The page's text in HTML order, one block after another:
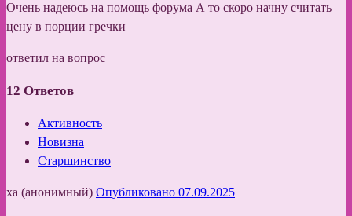
Очень надеюсь на помощь форума А то скоро начну считать
цену в порции гречки
ответил на вопрос
12 Ответов
Активность
Новизна
Старшинство
ха (анонимный) Опубликовано 07.09.2025